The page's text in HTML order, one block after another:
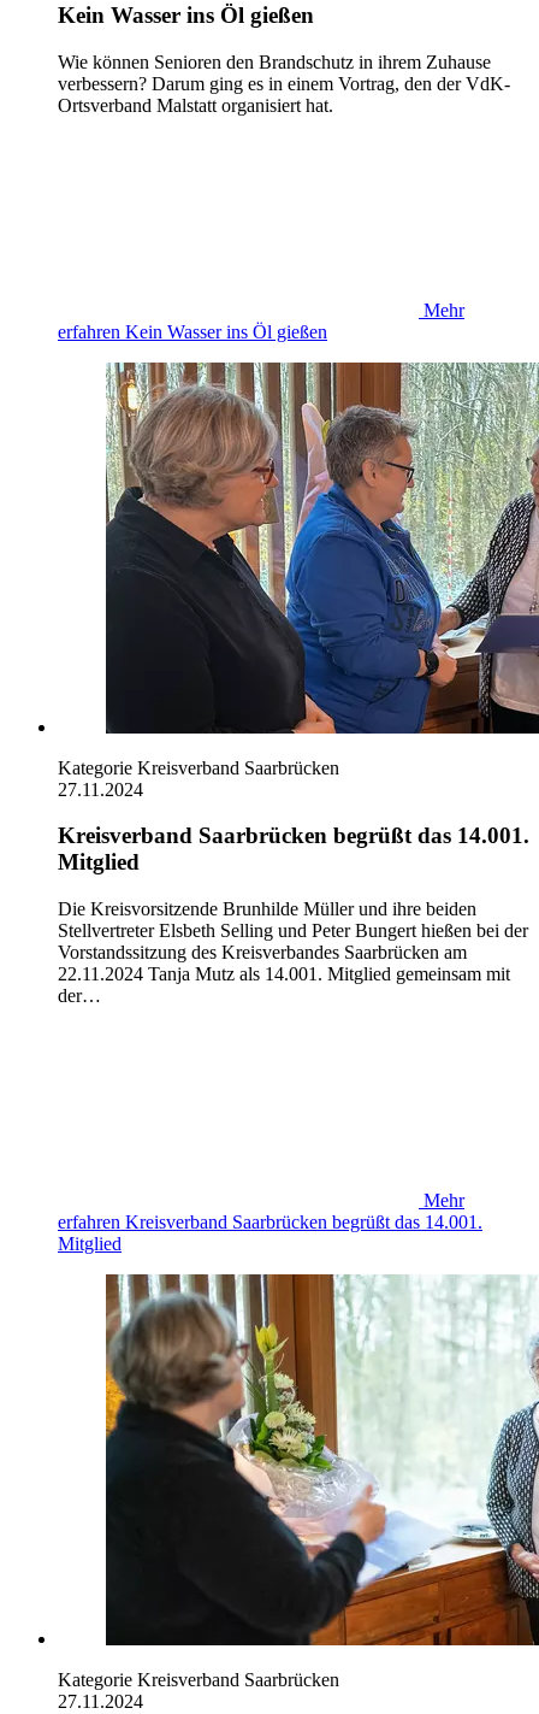
Kein Wasser ins Öl gießen
Wie können Senioren den Brandschutz in ihrem Zuhause
verbessern? Darum ging es in einem Vortrag, den der VdK-
Ortsverband Malstatt organisiert hat.
Mehr
erfahren Kein Wasser ins Öl gießen
Kategorie Kreisverband Saarbrücken
27.11.2024
Kreisverband Saarbrücken begrüßt das 14.001.
Mitglied
Die Kreisvorsitzende Brunhilde Müller und ihre beiden
Stellvertreter Elsbeth Selling und Peter Bungert hießen bei der
Vorstandssitzung des Kreisverbandes Saarbrücken am
22.11.2024 Tanja Mutz als 14.001. Mitglied gemeinsam mit
der…
Mehr
erfahren Kreisverband Saarbrücken begrüßt das 14.001.
Mitglied
Kategorie Kreisverband Saarbrücken
27.11.2024